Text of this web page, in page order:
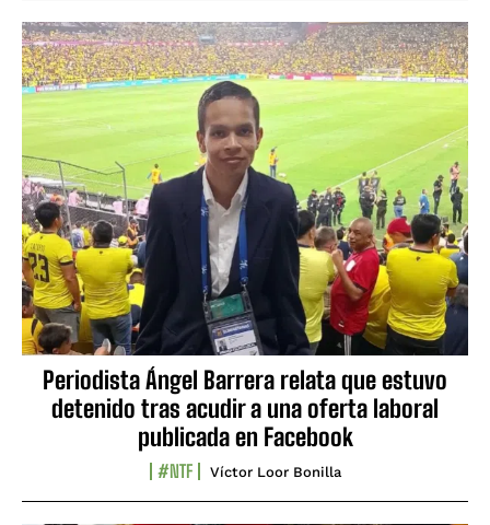
Periodista Ángel Barrera relata que estuvo
detenido tras acudir a una oferta laboral
publicada en Facebook
#NTF Víctor Loor Bonilla